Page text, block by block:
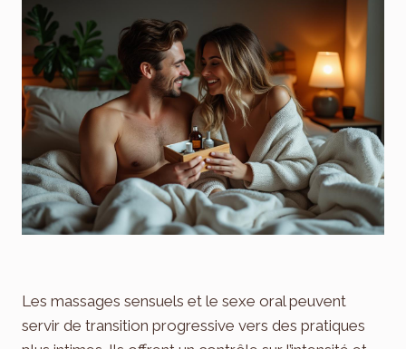
Les massages sensuels et le sexe oral peuvent
servir de transition progressive vers des pratiques